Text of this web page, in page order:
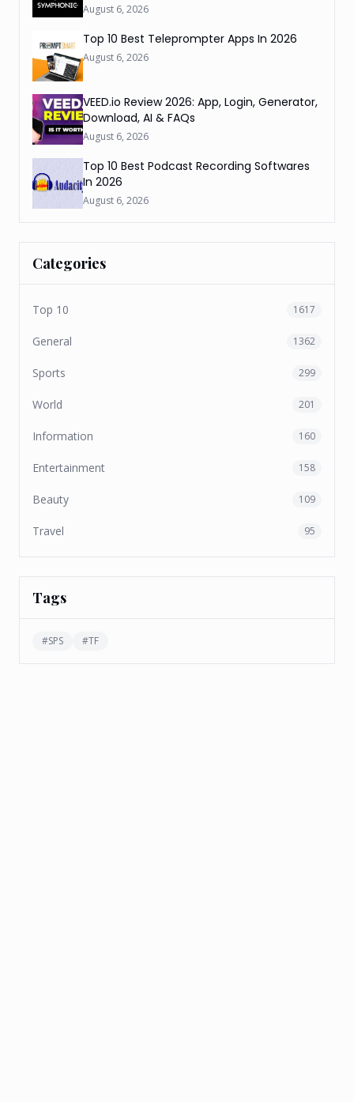
August 6, 2026
Top 10 Best Teleprompter Apps In 2026
August 6, 2026
VEED.io Review 2026: App, Login, Generator,
Download, AI & FAQs
August 6, 2026
Top 10 Best Podcast Recording Softwares
In 2026
August 6, 2026
Categories
Top 10 1617
General 1362
Sports 299
World 201
Information 160
Entertainment 158
Beauty 109
Travel 95
Tags
#SPS #TF